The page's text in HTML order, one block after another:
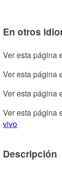
En otros
Ver esta página
Ver esta página
Ver esta página
Ver esta página
vivo
Descripción